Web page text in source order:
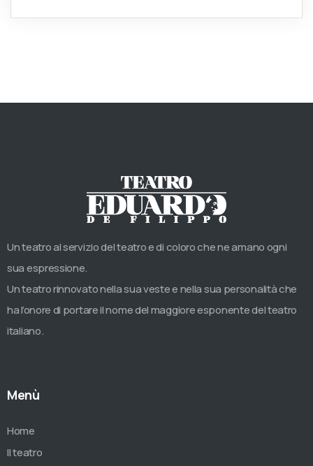
Un teatro al servizio del teatro e di coloro che ne amano ogni
sua espressione.
Un teatro rinnovato nella sua veste e nella sua personalità che
ha l’onore di portare il nome del maggiore esponente del teatro
italiano.
Menù
Home
Il teatro